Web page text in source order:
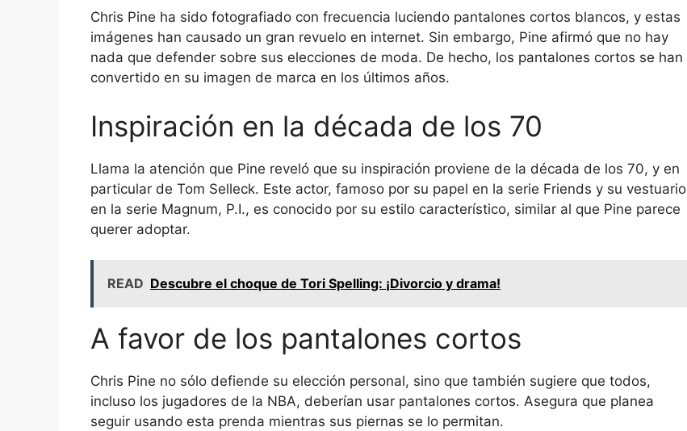
Chris Pine ha sido fotografiado con frecuencia luciendo pantalones cortos blancos, y estas
imágenes han causado un gran revuelo en internet. Sin embargo, Pine afirmó que no hay
nada que defender sobre sus elecciones de moda. De hecho, los pantalones cortos se han
convertido en su imagen de marca en los últimos años.
Inspiración en la década de los 70
Llama la atención que Pine reveló que su inspiración proviene de la década de los 70, y en
particular de Tom Selleck. Este actor, famoso por su papel en la serie Friends y su vestuario
en la serie Magnum, P.I., es conocido por su estilo característico, similar al que Pine parece
querer adoptar.
READ Descubre el choque de Tori Spelling: ¡Divorcio y drama!
A favor de los pantalones cortos
Chris Pine no sólo defiende su elección personal, sino que también sugiere que todos,
incluso los jugadores de la NBA, deberían usar pantalones cortos. Asegura que planea
seguir usando esta prenda mientras sus piernas se lo permitan.